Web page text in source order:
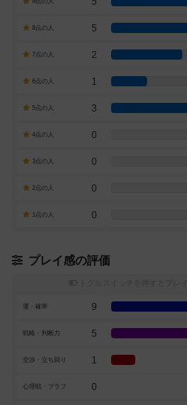
8点の人 5
7点の人 2
6点の人 1
5点の人 3
4点の人 0
3点の人 0
2点の人 0
1点の人 0
プレイ感の評価
運・確率 9
戦略・判断力 5
交渉・立ち回り 1
心理戦・ブラフ 0